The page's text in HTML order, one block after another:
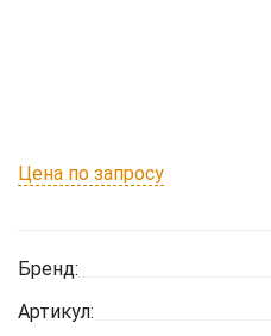
Цена по запросу
Бренд:
Артикул: